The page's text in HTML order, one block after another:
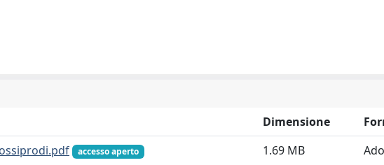
Dimensione
accesso aperto 1.69 MB